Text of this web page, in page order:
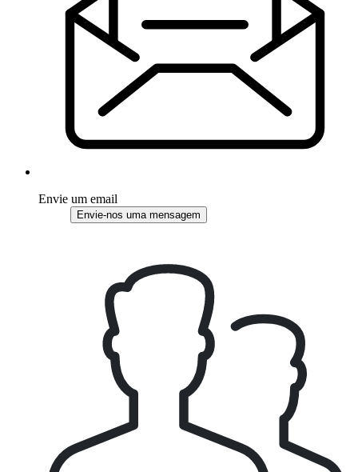
Envie um email
Envie-nos uma mensagem